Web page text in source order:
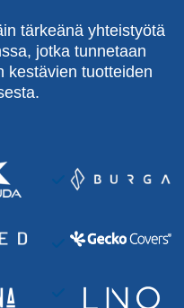
tärkeänä yhteistyötä
jotka tunnetaan
kestävien tuotteiden